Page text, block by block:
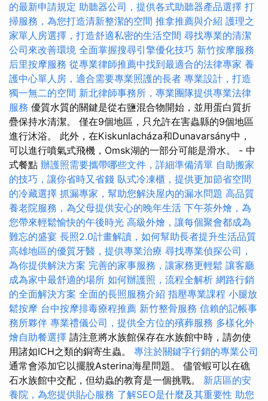
的最新申請規定 助聽器公司，提供各式助聽器產品選擇 打
掃服務，為您打造清新整潔的空間 推拿推薦與介紹 護理之
家單人房選擇，打造舒適私密的生活空間 尋找專業的清潔
公司來改善環境 全面掌握搜尋引擎優化技巧 新竹按摩服務
后里按摩服務 從專業律師推薦中找到最適合的法律專家 養
護中心單人房，適合需要專業照護的長者 專業設計，打造
獨一無二的空間 新北律師事務所，專業團隊提供專業法律
服務 優質水質的關鍵是從右鹽混合物開始，並用蛋白質折
疊保持水清潔。 僅在9個地區，只允許在害蟲縣的9個地區
進行沐浴。 此外，在Kiskunlacháza和Dunavarsány中，
可以進行噴氣式飛機，Omsk湖的一部分可能是滑水。 - 中
式餐點 辦護照需要攜帶哪些文件，詳細準備清單 自助搬家
的技巧，讓你省時又省錢 臥式冷凍櫃，提供更加節省空間
的冷藏選擇 抓漏專家，幫助您解決屋內的漏水問題 高品質
養老院服務，為父母提供安心的晚年生活 下午茶外燴，為
您帶來輕鬆愉快的午後時光 高級外燴，讓每個聚會都成為
難忘的盛宴 長照2.0計畫解讀，如何幫助長者提升生活品質
高雄地區的優質牙醫，提供專業治療 尋找專業偵探公司，
為你提供解決方案 完善的家事服務，讓家務更輕鬆 讓客廳
成為家中最舒適的場所 如何辦護照，流程全解析 網路行銷
的全面解決方案 全面的長照服務介紹 指壓專業課程 小腿放
鬆按摩 台中按摩排毒療程推薦 新竹整骨服務 信賴的記帳事
務所夥伴 專業禮儀公司，提供全方位的殯葬服務 多樣化外
燴自助餐選擇 請注意將水族館保存在水族館中時，請勿使
用諸如ICH之類的銅寄生蟲。 專注於關鍵字行銷的專業公司
通常會添加它以擺脫Asterina海星問題。 儘管蝦可以在礁
石水族館中交配，但幼蟲的教育是一個挑戰。 新店區的安
養院，為您提供貼心服務 了解SEO是什麼及其重要性 助您